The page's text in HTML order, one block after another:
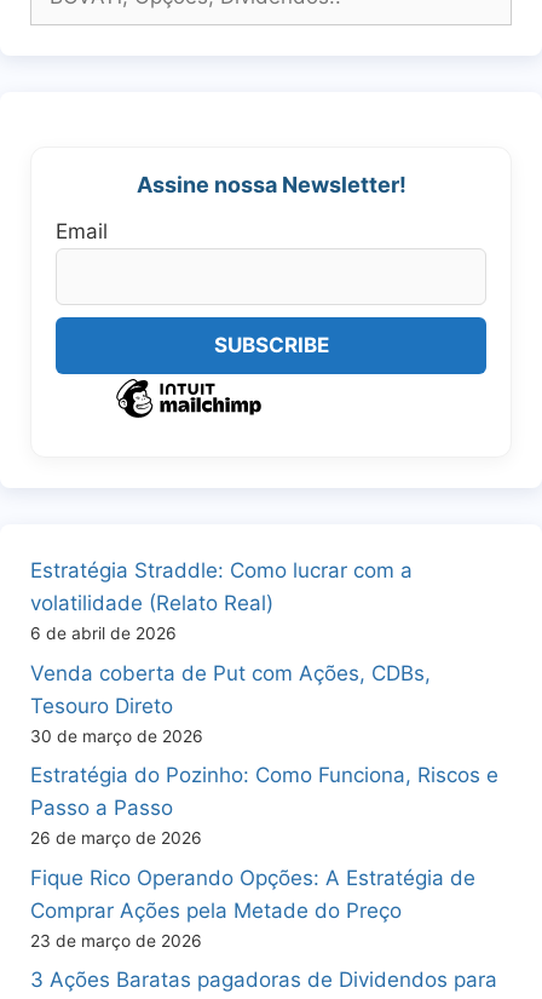
Assine nossa Newsletter!
Email
Estratégia Straddle: Como lucrar com a
volatilidade (Relato Real)
6 de abril de 2026
Venda coberta de Put com Ações, CDBs,
Tesouro Direto
30 de março de 2026
Estratégia do Pozinho: Como Funciona, Riscos e
Passo a Passo
26 de março de 2026
Fique Rico Operando Opções: A Estratégia de
Comprar Ações pela Metade do Preço
23 de março de 2026
3 Ações Baratas pagadoras de Dividendos para